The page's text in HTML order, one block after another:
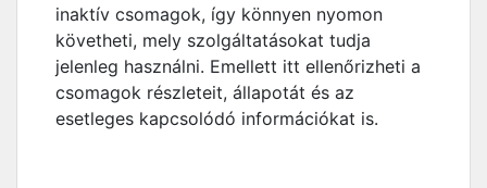
inaktív csomagok, így könnyen nyomon
követheti, mely szolgáltatásokat tudja
jelenleg használni. Emellett itt ellenőrizheti a
csomagok részleteit, állapotát és az
esetleges kapcsolódó információkat is.